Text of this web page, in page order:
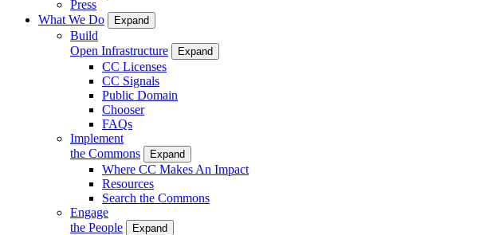
Press
What We Do
Expand
Build
Open Infrastructure
Expand
CC Licenses
CC Signals
Public Domain
Chooser
FAQs
Implement
the Commons
Expand
Where CC Makes An Impact
Resources
Search the Commons
Engage
the People
Expand